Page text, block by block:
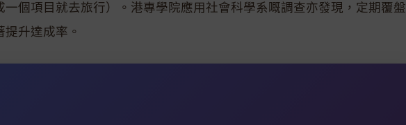
個項目就去旅行）。港專學院應用社會科學系嘅調查亦發現，定期覆盤
升達成率。